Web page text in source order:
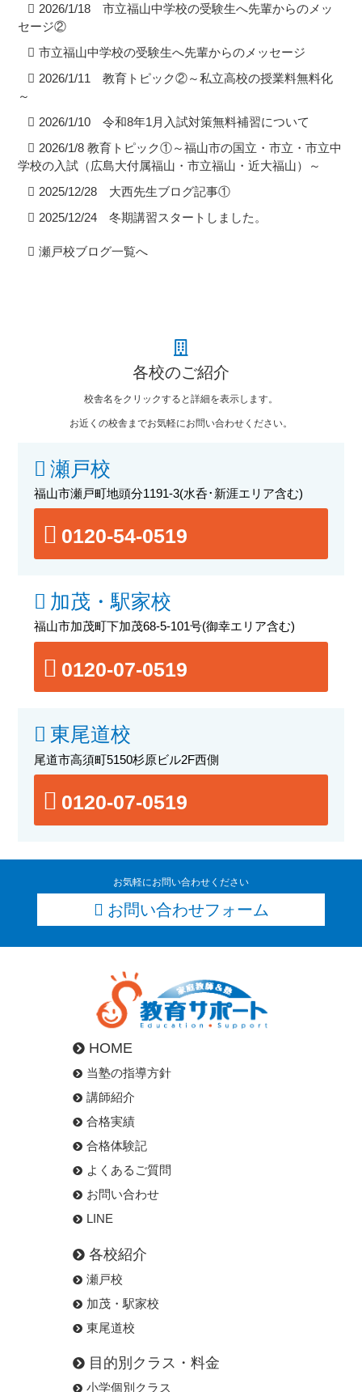
2026/1/18 市立福山中学校の受験生へ先輩からのメッ
セージ②
市立福山中学校の受験生へ先輩からのメッセージ
2026/1/11 教育トピック②～私立高校の授業料無料化
～
2026/1/10 令和8年1月入試対策無料補習について
2026/1/8 教育トピック①～福山市の国立・市立・市立中
学校の入試（広島大付属福山・市立福山・近大福山）～
2025/12/28 大西先生ブログ記事①
2025/12/24 冬期講習スタートしました。
瀬戸校ブログ一覧へ
各校のご紹介
校舎名をクリックすると詳細を表示します。
お近くの校舎までお気軽にお問い合わせください。
瀬戸校
福山市瀬戸町地頭分1191-3(水呑･新涯エリア含む)
0120-54-0519
加茂・駅家校
福山市加茂町下加茂68-5-101号(御幸エリア含む)
0120-07-0519
東尾道校
尾道市高須町5150杉原ビル2F西側
0120-07-0519
お気軽にお問い合わせください
お問い合わせフォーム
HOME
当塾の指導方針
講師紹介
合格実績
合格体験記
よくあるご質問
お問い合わせ
LINE
各校紹介
瀬戸校
加茂・駅家校
東尾道校
目的別クラス・料金
小学個別クラス